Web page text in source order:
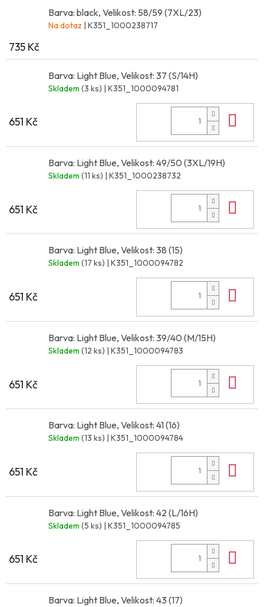
Barva: black, Velikost: 58/59 (7XL/23)
Na dotaz | K351_1000238717
735 Kč
Barva: Light Blue, Velikost: 37 (S/14H)
Skladem (3 ks) | K351_1000094781
651 Kč
Barva: Light Blue, Velikost: 49/50 (3XL/19H)
Skladem (11 ks) | K351_1000238732
651 Kč
Barva: Light Blue, Velikost: 38 (15)
Skladem (17 ks) | K351_1000094782
651 Kč
Barva: Light Blue, Velikost: 39/40 (M/15H)
Skladem (12 ks) | K351_1000094783
651 Kč
Barva: Light Blue, Velikost: 41 (16)
Skladem (13 ks) | K351_1000094784
651 Kč
Barva: Light Blue, Velikost: 42 (L/16H)
Skladem (5 ks) | K351_1000094785
651 Kč
Barva: Light Blue, Velikost: 43 (17)